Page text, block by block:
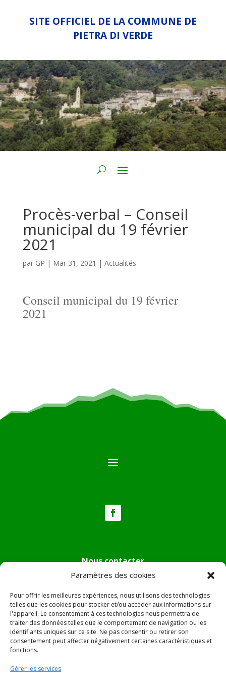
Paramètres des cookies
Pour offrir les meilleures expériences, nous utilisons des technologies
telles que les cookies pour stocker et/ou accéder aux informations sur
l'appareil. Le consentement à ces technologies nous permettra de
traiter des données telles que le comportement de navigation ou les
identifiants uniques sur ce site. Ne pas consentir ou retirer son
consentement peut affecter négativement certaines caractéristiques et
fonctions.
Gérer les services
SITE OFFICIEL DE LA COMMUNE DE
PIETRA DI VERDE
Procès-verbal – Conseil
municipal du 19 février
2021
par GP | Mar 31, 2021 | Actualités
Conseil municipal du 19 février
2021
Nous contacter
Tél :04.95.36.24.02
Mail:
mairie.pietradiverde@wanadoo.fr
Adresse :Hôtel de ville de Pietra di Verde
Le village
20230 Pietra di Verde
© 2022 Mairie de Pietra Di Verde – Réalisation